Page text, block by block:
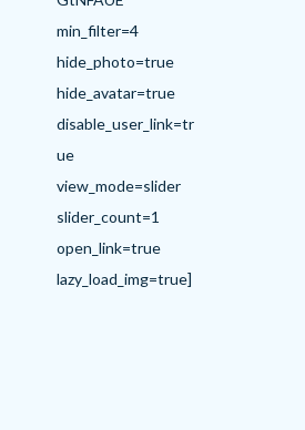
min_filter=4
hide_photo=true
hide_avatar=true
disable_user_link=tr
ue
view_mode=slider
slider_count=1
open_link=true
lazy_load_img=true]